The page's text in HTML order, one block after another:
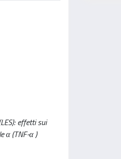
effetti sui
α (TNF-α )